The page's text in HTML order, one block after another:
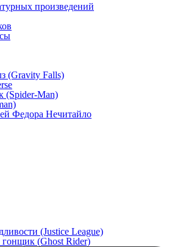
произведений
(Gravity Falls)
(Spider-Man)
Федора Нечитайло
(Justice League)
(Ghost Rider)